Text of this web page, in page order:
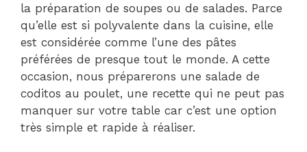
la préparation de soupes ou de salades. Parce
qu’elle est si polyvalente dans la cuisine, elle
est considérée comme l’une des pâtes
préférées de presque tout le monde. A cette
occasion, nous préparerons une salade de
coditos au poulet, une recette qui ne peut pas
manquer sur votre table car c’est une option
très simple et rapide à réaliser.